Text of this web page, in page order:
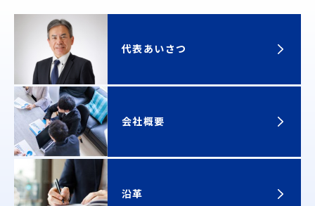
代表あいさつ
会社概要
沿革